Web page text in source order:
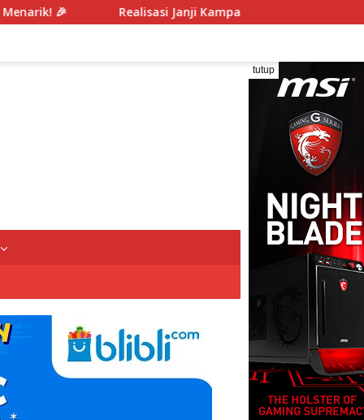
Janji Kampanye, Pemkot Pekanbaru Bagikan Seragam
tutup